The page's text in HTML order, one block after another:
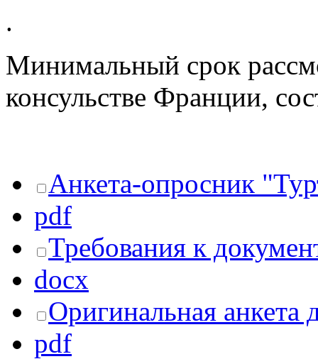
.
Минимальный срок
консульстве Франции,
Анкета-опросник
pdf
Требования к
docx
Оригинальная анкета
pdf